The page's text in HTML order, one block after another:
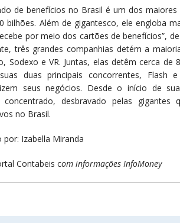
de benefícios no Brasil é um dos
bilhões. Além de gigantesco, ele engloba
por meio dos cartões de benefícios”,
três grandes companhias detém a
Sodexo e VR. Juntas, elas detêm cerca
duas principais concorrentes, Flash
seus negócios. Desde o início de
concentrado, desbravado pelas
no Brasil.
por: Izabella Miranda
Contabeis com informações InfoMoney